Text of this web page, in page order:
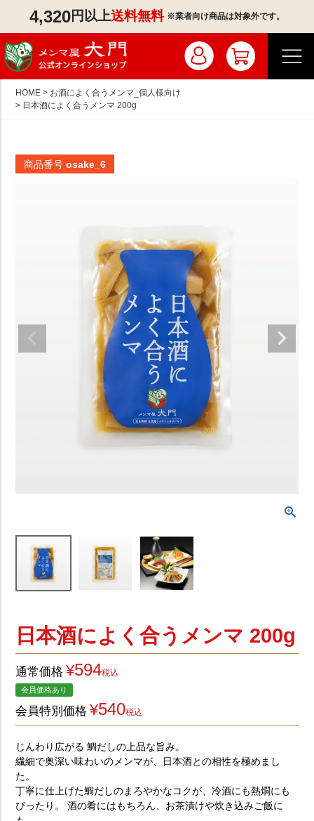
4,320円以上送料無料 ※業者向け商品は対象外です。
マイページ／ログイン
業者のお客様はこちら
お気に入り
お酒によく合うメンマ
ご利用ガイド よくある質問
特定商取引法に基づく表示 コーポレートサイト
HOME
お酒によく合うメンマ_個人様向け
日本酒によく合うメンマ 200g
商品番号 osake_6
日本酒によく合うメンマ 200g
通常価格 ¥594税込
会員価格あり
会員特別価格 ¥540税込
じんわり広がる 鯛だしの上品な旨み。
繊細で奥深い味わいのメンマが、日本酒との相性を極めまし
た。
丁寧に仕上げた鯛だしのまろやかなコクが、冷酒にも熱燗にも
ぴったり。 酒の肴にはもちろん、お茶漬けや炊き込みご飯に